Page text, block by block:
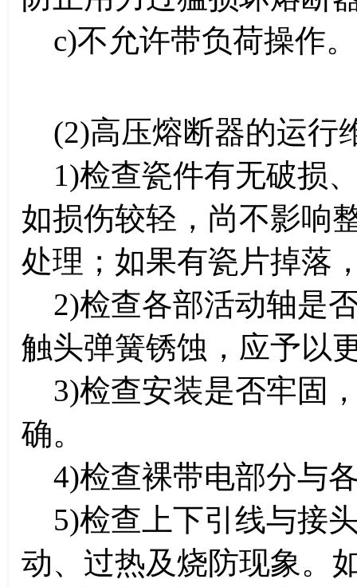
c)不允许带负荷操作。
(2)高压熔断器的运行
1)检查瓷件有无破损
如损伤较轻，尚不影响
处理；如果有瓷片掉落
2)检查各部活动轴是
触头弹簧锈蚀，应予以
3)检查安装是否牢固
确。
4)检查裸带电部分与
5)检查上下引线与接
动、过热及烧防现象。